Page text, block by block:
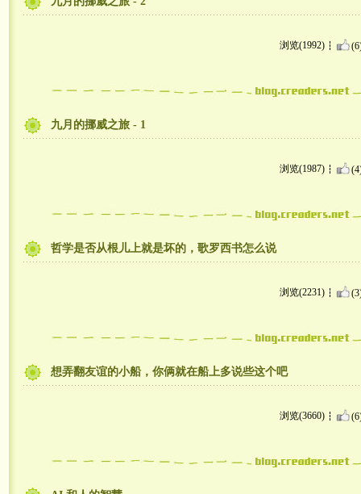
浏览(1992)
九月的挪威之旅 - 1
浏览(1987)
哲学是否从根儿上就是坏的，歌罗西书怎么说
浏览(2231)
想弄翻友谊的小船，你俩就在船上多说些这个吧
浏览(3660)